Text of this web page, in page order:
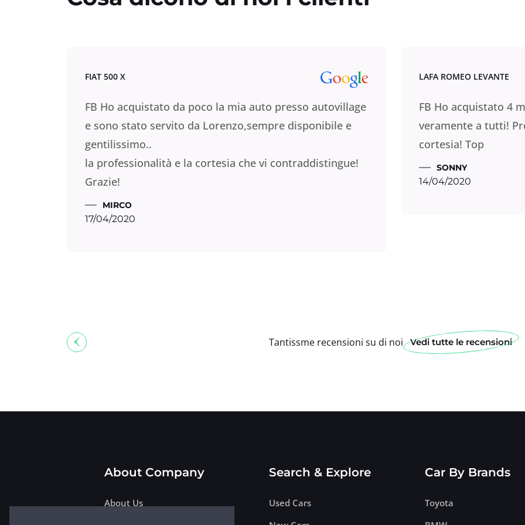
FIAT 500 X
FB Ho acquistato da poco la mia auto presso autovillage
e sono stato servito da Lorenzo,sempre disponibile e
gentilissimo..
la professionalità e la cortesia che vi contraddistingue!
Grazie!
MIRCO
17/04/2020
LAFA ROMEO LEVANTE
FB Ho acquistato 4
veramente a tutti!
cortesia! Top
SONNY
14/04/2020
Tantissme recensioni su di noi Vedi tutte le recensioni
About Company
About Us
Search & Explore
Used Cars
Car By Brands
Toyota